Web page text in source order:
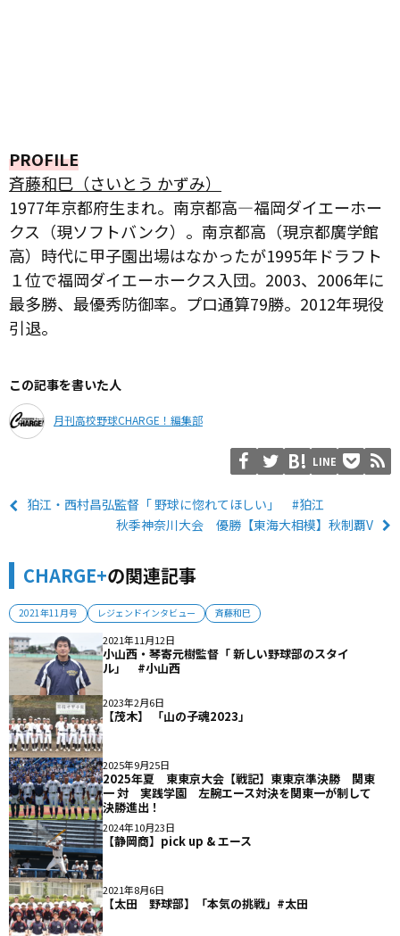
PROFILE
斉藤和巳（さいとう かずみ）
1977年京都府生まれ。南京都高―福岡ダイエーホー
クス（現ソフトバンク）。南京都高（現京都廣学館
高）時代に甲子園出場はなかったが1995年ドラフト
１位で福岡ダイエーホークス入団。2003、2006年に
最多勝、最優秀防御率。プロ通算79勝。2012年現役
引退。
この記事を書いた人
月刊高校野球CHARGE！編集部
LINE
狛江・西村昌弘監督「 野球に惚れてほしい」 #狛江
秋季神奈川大会 優勝【東海大相模】秋制覇V
CHARGE+の関連記事
2021年11月号 レジェンドインタビュー 斉藤和巳
2021年11月12日
小山西・琴寄元樹監督「 新しい野球部のスタイ
ル」 #小山西
2023年2月6日
【茂木】 「山の子魂2023」
2025年9月25日
2025年夏 東東京大会【戦記】東東京準決勝 関東
一 対 実践学園 左腕エース対決を関東一が制して
決勝進出！
2024年10月23日
【静岡商】pick up & エース
2021年8月6日
【太田 野球部】「本気の挑戦」#太田